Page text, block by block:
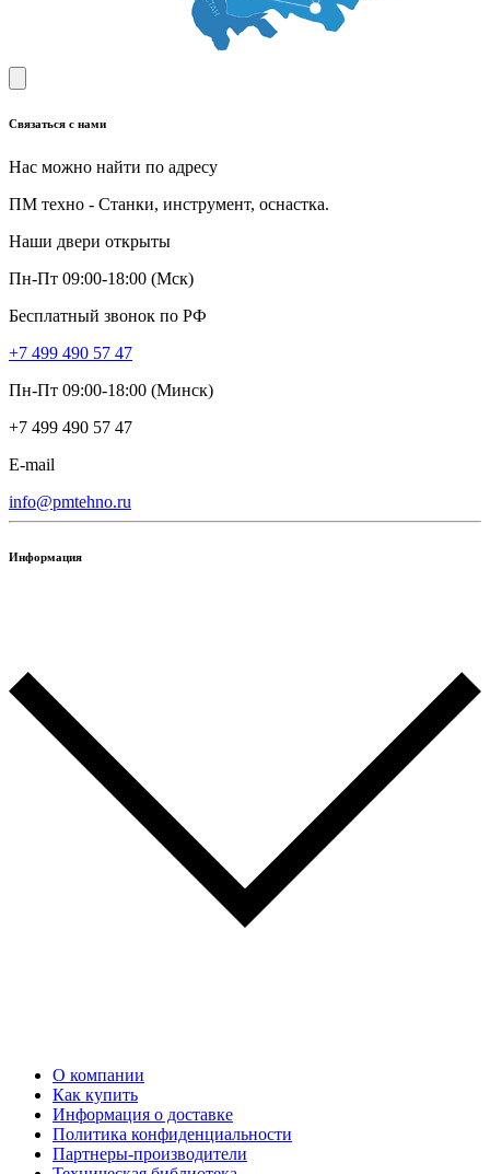
Связаться с нами
Нас можно найти по адресу
ПМ техно - Станки, инструмент, оснастка.
Наши двери открыты
Пн-Пт 09:00-18:00 (Мск)
Бесплатный звонок по РФ
+7 499 490 57 47
Пн-Пт 09:00-18:00 (Минск)
+7 499 490 57 47
E-mail
info@pmtehno.ru
Информация
О компании
Как купить
Информация о доставке
Политика конфиденциальности
Партнеры-производители